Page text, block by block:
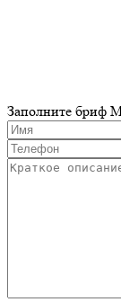
Заполните бриф